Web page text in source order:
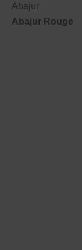
Abajur
Abajur Rouge